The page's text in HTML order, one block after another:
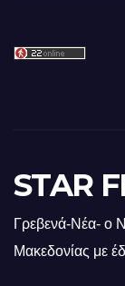
STAR
Γρεβενά-Νέα- ο
Μακεδονίας με